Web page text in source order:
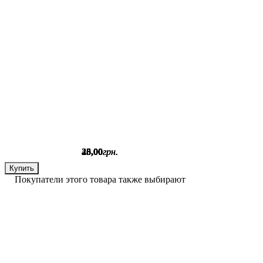
28,00грн.
Купить
20,00грн.
Купить
25,00грн.
Купить
45,00грн.
Купить
Покупатели этого товара также выбирают